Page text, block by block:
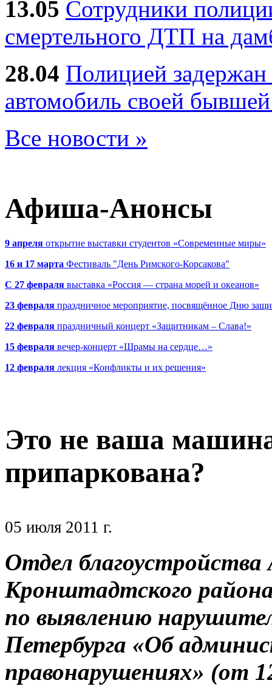
13.05 Сотрудники
смертельного ДТП на
28.04 Полицией
автомобиль своей
Все новости »
Афиша-Анонсы
9 апреля открытие выставки студентов «Современные миры»
16 и 17 марта Фестиваль "День Римского-Корсакова"
С 27 февраля выставка «Россия — страна морей и океанов»
23 февраля праздничное мероприятие, посвящённое Дню
22 февраля праздничный концерт «Защитникам – Слава!»
15 февраля вечер-концерт «Шрамы на сердце…»
12 февраля лекция «Конфликты и их решения»
Это не ваша
припаркована?
05 июля 2011 г.
Отдел
Кронштадтского
по выявлению
Петербурга «Об
правонарушениях» (от